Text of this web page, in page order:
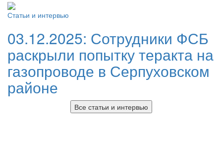
Статьи и интервью
03.12.2025: Сотрудники ФСБ
раскрыли попытку теракта на
газопроводе в Серпуховском
районе
Все статьи и интервью